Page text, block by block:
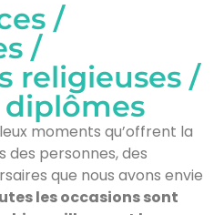
/
/
religieuses /
diplômes
moments qu’offrent la
des personnes, des
que nous avons envie
les occasions sont